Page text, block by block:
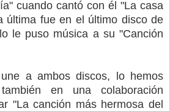
cuando cantó con él "La casa
última fue en el último disco de
le puso música a su "Canción
a ambos discos, lo hemos
en una colaboración
"La canción más hermosa del